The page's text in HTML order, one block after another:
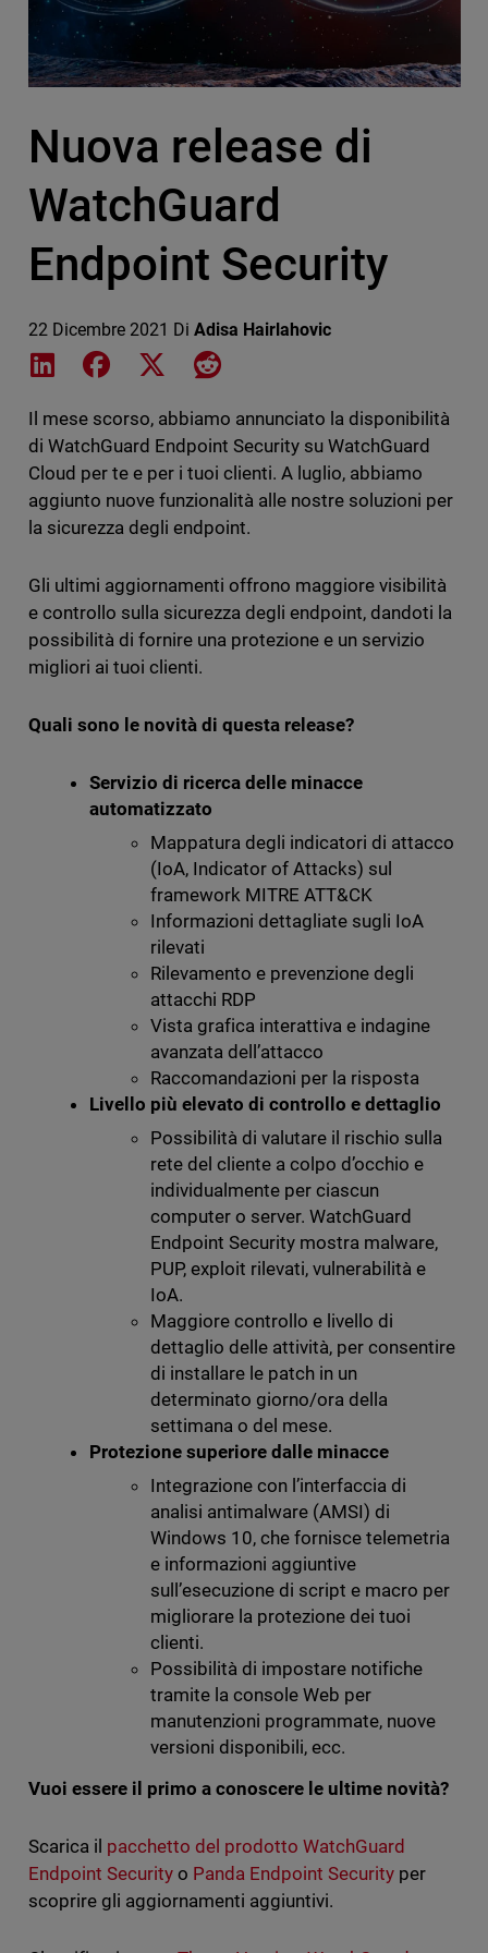
Nuova release di
WatchGuard
Endpoint Security
22 Dicembre 2021 Di Adisa Hairlahovic
Share on LinkedIn
Share on Facebook
Share on XShare on Reddit
Il mese scorso, abbiamo annunciato la disponibilità
di WatchGuard Endpoint Security su WatchGuard
Cloud per te e per i tuoi clienti. A luglio, abbiamo
aggiunto nuove funzionalità alle nostre soluzioni per
la sicurezza degli endpoint.
Gli ultimi aggiornamenti offrono maggiore visibilità
e controllo sulla sicurezza degli endpoint, dandoti la
possibilità di fornire una protezione e un servizio
migliori ai tuoi clienti.
Quali sono le novità di questa release?
Servizio di ricerca delle minacce
automatizzato
Mappatura degli indicatori di attacco
(IoA, Indicator of Attacks) sul
framework MITRE ATT&CK
Informazioni dettagliate sugli IoA
rilevati
Rilevamento e prevenzione degli
attacchi RDP
Vista grafica interattiva e indagine
avanzata dell’attacco
Raccomandazioni per la risposta
Livello più elevato di controllo e dettaglio
Possibilità di valutare il rischio sulla
rete del cliente a colpo d’occhio e
individualmente per ciascun
computer o server. WatchGuard
Endpoint Security mostra malware,
PUP, exploit rilevati, vulnerabilità e
IoA.
Maggiore controllo e livello di
dettaglio delle attività, per consentire
di installare le patch in un
determinato giorno/ora della
settimana o del mese.
Protezione superiore dalle minacce
Integrazione con l’interfaccia di
analisi antimalware (AMSI) di
Windows 10, che fornisce telemetria
e informazioni aggiuntive
sull’esecuzione di script e macro per
migliorare la protezione dei tuoi
clienti.
Possibilità di impostare notifiche
tramite la console Web per
manutenzioni programmate, nuove
versioni disponibili, ecc.
Vuoi essere il primo a conoscere le ultime novità?
Scarica il pacchetto del prodotto WatchGuard
Endpoint Securityo Panda Endpoint Security per
scoprire gli aggiornamenti aggiuntivi.